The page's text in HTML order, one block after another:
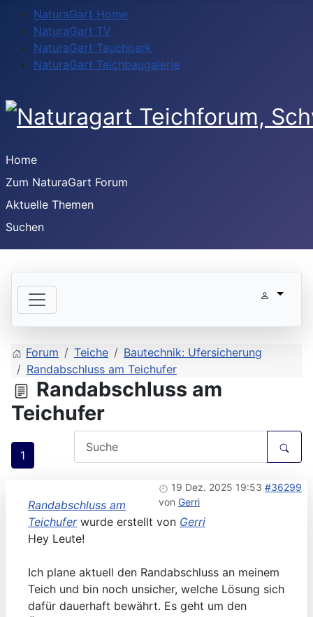
NaturaGart Home
NaturaGart TV
NaturaGart Tauchpark
NaturaGart Teichbaugalerie
Home
Zum NaturaGart Forum
Aktuelle Themen
Suchen
Forum Teiche
Bautechnik: Ufersicherung
Randabschluss am Teichufer
Randabschluss am
Teichufer
1
19 Dez. 2025 19:53 #36299
von Gerri
Randabschluss am
Teichuferwurde erstellt von Gerri
Hey Leute!
Ich plane aktuell den Randabschluss an meinem
Teich und bin noch unsicher, welche Lösung sich
dafür dauerhaft bewährt. Es geht um den